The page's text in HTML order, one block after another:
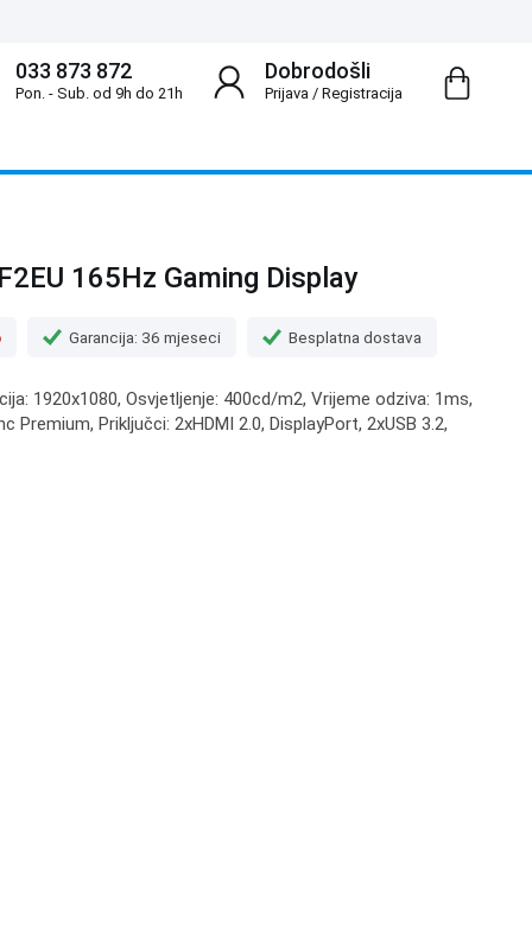
Dobrodošli
Prijava/ Registracija
033 873 872
Pon. - Sub. od 9h do 21h
165Hz Gaming Display
Garancija: 36 mjeseci Besplatna dostava
1920x1080, Osvjetljenje: 400cd/m2, Vrijeme odziva: 1ms,
Premium, Priključci: 2xHDMI 2.0, DisplayPort, 2xUSB 3.2,